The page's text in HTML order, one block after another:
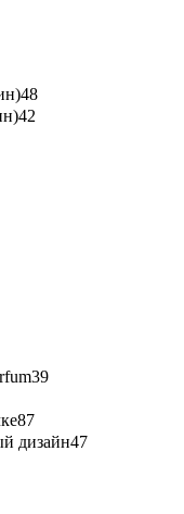
48
42
39
87
дизайн47